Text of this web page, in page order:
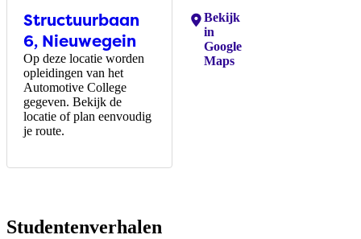
Structuurbaan
6, Nieuwegein
Op deze locatie worden
opleidingen van het
Automotive College
gegeven. Bekijk de
locatie of plan eenvoudig
je route.
Locaties:
Bekijk
in
Google
Maps
Studentenverhalen